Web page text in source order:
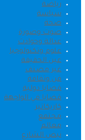
رياضة
سياسة
صحة
صوت وصورة
عدالة وحوادث
علوم وتكنولوجيا
عين الحقيقة
غير مصنف
فن وثقافة
قضايا دولية
قضايا في الواجهة
كاريكاتير
مجتمع
معالم
نبض الشارع